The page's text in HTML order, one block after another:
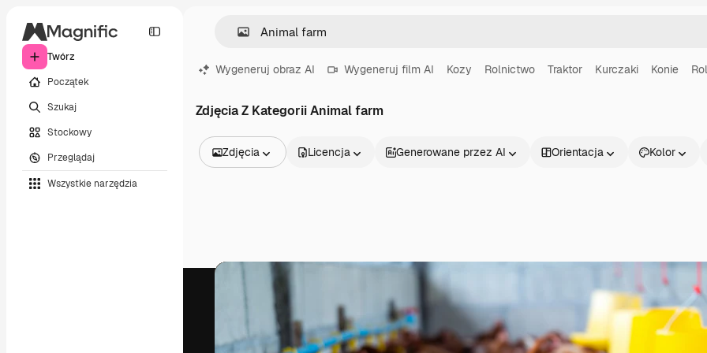
Twórz
Początek
Szukaj
Stockowy
Przeglądaj
Wszystkie narzędzia
Wygeneruj obraz AI Wygeneruj film AI Kozy Rolnictwo Traktor Kurczaki Konie
Zdjęcia Z Kategorii Animal farm
Zdjęcia
Filmy
Ruchome grafiki
Szablony wideo
Modele 3D
Czcionki
Licencja Generowane przez AI Orientacja Kolor
Produkty Zacznij